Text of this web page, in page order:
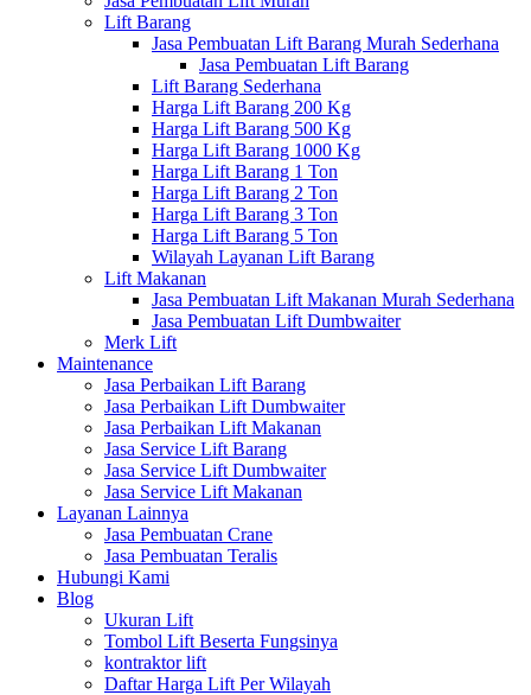
Lift Barang
Jasa Pembuatan Lift Barang Murah Sederhana
Jasa Pembuatan Lift Barang
Lift Barang Sederhana
Harga Lift Barang 200 Kg
Harga Lift Barang 500 Kg
Harga Lift Barang 1000 Kg
Harga Lift Barang 1 Ton
Harga Lift Barang 2 Ton
Harga Lift Barang 3 Ton
Harga Lift Barang 5 Ton
Wilayah Layanan Lift Barang
Lift Makanan
Jasa Pembuatan Lift Makanan Murah Sederhana
Jasa Pembuatan Lift Dumbwaiter
Merk Lift
Maintenance
Jasa Perbaikan Lift Barang
Jasa Perbaikan Lift Dumbwaiter
Jasa Perbaikan Lift Makanan
Jasa Service Lift Barang
Jasa Service Lift Dumbwaiter
Jasa Service Lift Makanan
Layanan Lainnya
Jasa Pembuatan Crane
Jasa Pembuatan Teralis
Hubungi Kami
Blog
Ukuran Lift
Tombol Lift Beserta Fungsinya
kontraktor lift
Daftar Harga Lift Per Wilayah